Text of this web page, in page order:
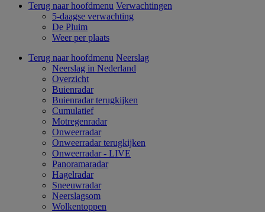
Terug naar hoofdmenu Verwachtingen
5-daagse verwachting
De Pluim
Weer per plaats
Terug naar hoofdmenu Neerslag
Neerslag in Nederland
Overzicht
Buienradar
Buienradar terugkijken
Cumulatief
Motregenradar
Onweerradar
Onweerradar terugkijken
Onweerradar - LIVE
Panoramaradar
Hagelradar
Sneeuwradar
Neerslagsom
Wolkentoppen